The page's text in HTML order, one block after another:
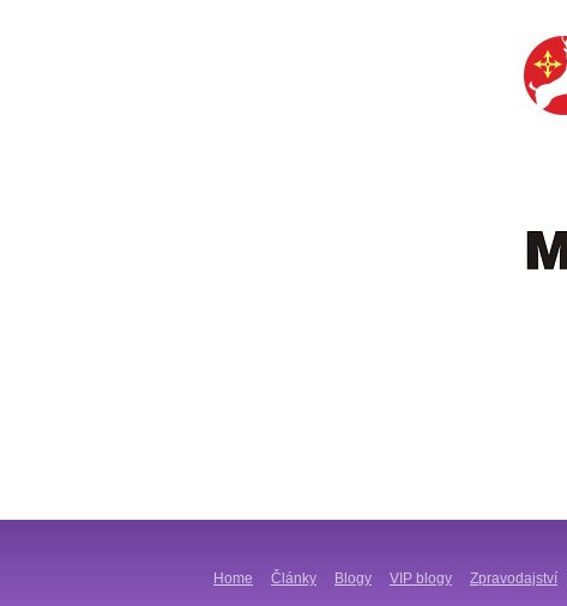
Home Články Blogy VIP blogy Zpravodajství